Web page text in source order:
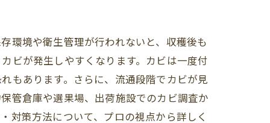
環境や衛生管理が行われないと、収穫後も
ビが発生しやすくなります。カビは一度付
もあります。さらに、流通段階でカビが見
管倉庫や選果場、出荷施設でのカビ調査か
対策方法について、プロの視点から詳しく